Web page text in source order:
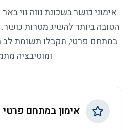
אימוני כושר בשכונת נווה נוי
הטובה ביותר להשיג מטרות
במתחם פרטי, תקבלו תשומת לב
ומוטיבציה
אימון במתחם פרטי